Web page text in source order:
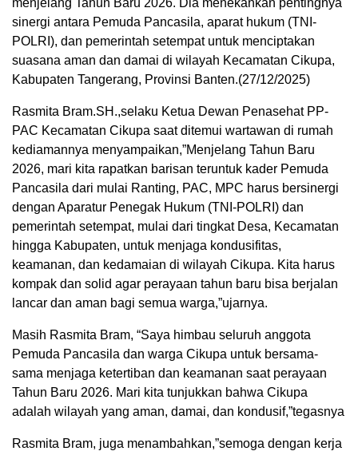
sinergi antara Pemuda Pancasila, aparat hukum (TNI-
POLRI), dan pemerintah setempat untuk menciptakan
suasana aman dan damai di wilayah Kecamatan Cikupa,
Kabupaten Tangerang, Provinsi Banten.(27/12/2025)
Rasmita Bram.SH.,selaku Ketua Dewan Penasehat PP-
PAC Kecamatan Cikupa saat ditemui wartawan di rumah
kediamannya menyampaikan,”Menjelang Tahun Baru
2026, mari kita rapatkan barisan teruntuk kader Pemuda
Pancasila dari mulai Ranting, PAC, MPC harus bersinergi
dengan Aparatur Penegak Hukum (TNI-POLRI) dan
pemerintah setempat, mulai dari tingkat Desa, Kecamatan
hingga Kabupaten, untuk menjaga kondusifitas,
keamanan, dan kedamaian di wilayah Cikupa. Kita harus
kompak dan solid agar perayaan tahun baru bisa berjalan
lancar dan aman bagi semua warga,”ujarnya.
Masih Rasmita Bram, “Saya himbau seluruh anggota
Pemuda Pancasila dan warga Cikupa untuk bersama-
sama menjaga ketertiban dan keamanan saat perayaan
Tahun Baru 2026. Mari kita tunjukkan bahwa Cikupa
adalah wilayah yang aman, damai, dan kondusif,”tegasnya
Rasmita Bram, juga menambahkan,”semoga dengan kerja